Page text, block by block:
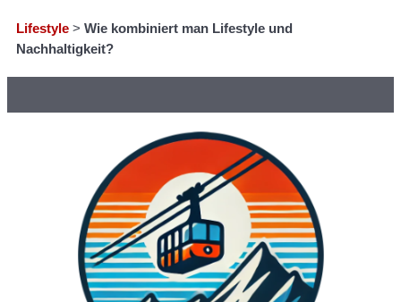
Lifestyle > Wie kombiniert man Lifestyle und
Nachhaltigkeit?